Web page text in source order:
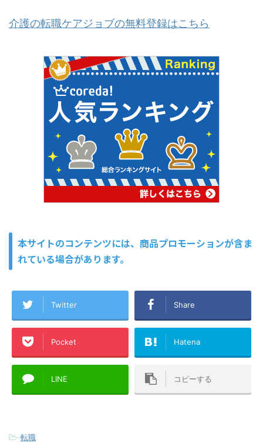
介護の転職ケアジョブの無料登録はこちら
本サイトのコンテンツには、商品プロモーションが含ま
れている場合があります。
Twitter Share
Pocket Hatena
LINE コピーする
-転職